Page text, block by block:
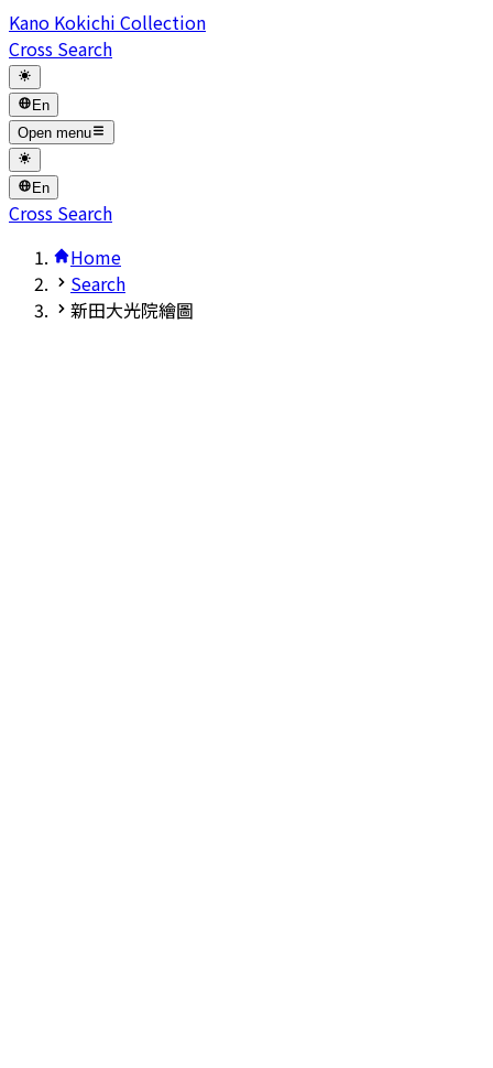
Kano Kokichi Collection
Cross Search
En
Open menu
En
Cross Search
Home
Search
新田大光院繪圖